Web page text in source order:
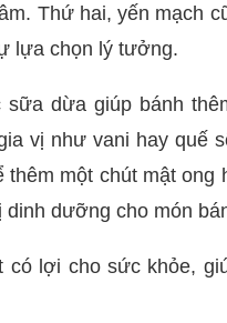
Thứ hai, yến mạch
lựa chọn lý tưởng.
dừa giúp bánh
vị như vani hay quế
một chút mật ong
dưỡng cho món
lợi cho sức khỏe,